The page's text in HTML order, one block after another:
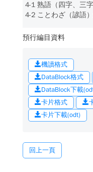
4-1 熟語（四字、三字
4-2 ことわざ（諺語
預行編目資料
機讀格式
DataBlock格式
DataBlock下載
卡片格式
卡片下載(odt)
回上一頁